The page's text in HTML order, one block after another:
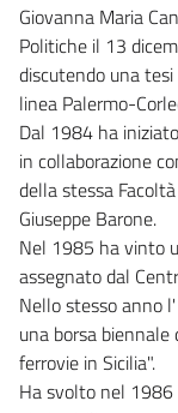
Giovanna Maria
Politiche il 13
discutendo una
linea Palermo-
Dal 1984 ha
in collaborazione
della stessa
Giuseppe Barone.
Nel 1985 ha vinto
assegnato dal
Nello stesso anno
una borsa
ferrovie in Sicilia".
Ha svolto nel